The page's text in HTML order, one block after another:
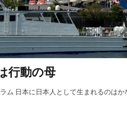
行動の母
ム 日本に日本人として生まれるのは